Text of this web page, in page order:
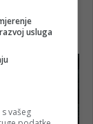
usluga
vašeg